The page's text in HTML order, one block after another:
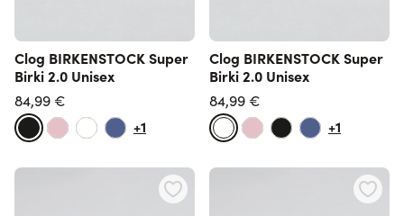
Clog BIRKENSTOCK Super
Birki 2.0 Unisex
84,99 €
+1
Clog BIRKENSTOCK Super
Birki 2.0 Unisex
84,99 €
+1